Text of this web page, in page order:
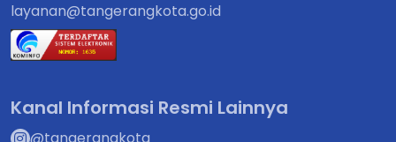
layanan@tangerangkota.go.id
Kanal Informasi Resmi Lainnya